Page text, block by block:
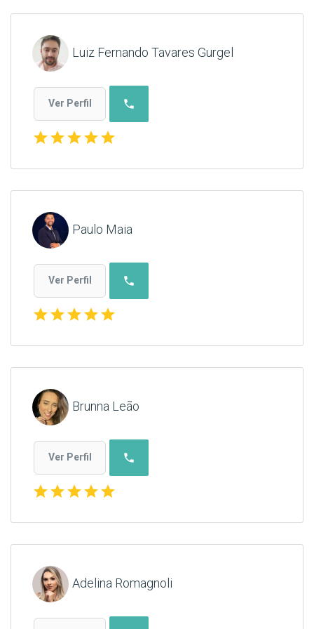
Luiz Fernando Tavares Gurgel
Ver Perfil phone
starstarstarstarstar
Paulo Maia
Ver Perfil phone
starstarstarstarstar
Brunna Leão
Ver Perfil phone
starstarstarstarstar
Adelina Romagnoli